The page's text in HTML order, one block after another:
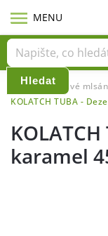
Hledat
Domů / Zdravé
KOLATCH TUBA -
karamel